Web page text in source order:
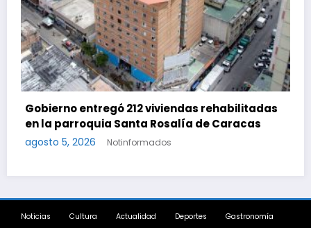
Sepa qué debe hacer si su cuenta en el
es suspendida por faltar a tres citas
consecutivas
agosto 5, 2026 Notinformados
Noticias Cultura Actualidad Deportes Gastronomía